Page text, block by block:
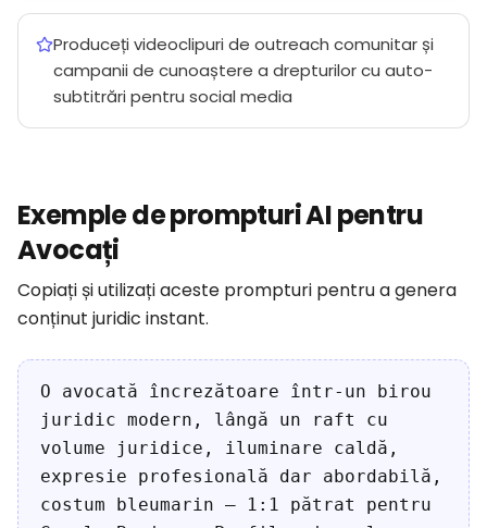
Produceți videoclipuri de outreach comunitar și
campanii de cunoaștere a drepturilor cu auto-
subtitrări pentru social media
Exemple de prompturi AI pentru
Avocați
Copiați și utilizați aceste prompturi pentru a genera
conținut juridic instant.
O avocată încrezătoare într-un birou
juridic modern, lângă un raft cu
volume juridice, iluminare caldă,
expresie profesională dar abordabilă,
costum bleumarin — 1:1 pătrat pentru